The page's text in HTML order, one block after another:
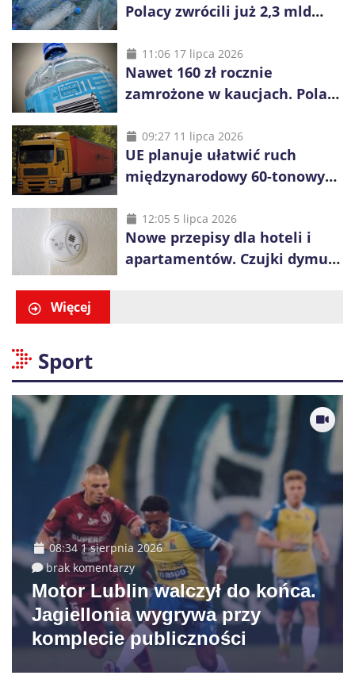
Polacy zwrócili już 2,3 mld
11:06 17 lipca 2026
Nawet 160 zł rocznie
zamrożone w kaucjach. Polacy
vouchery
09:27 11 lipca 2026
UE planuje ułatwić ruch
międzynarodowy 60-tonowych
konkurencji
12:05 5 lipca 2026
Nowe przepisy dla hoteli i
apartamentów. Czujki dymu
Więcej
Sport
08:34 1 sierpnia 2026
brak komentarzy
Motor Lublin walczył do końca.
Jagiellonia wygrywa przy
komplecie publiczności